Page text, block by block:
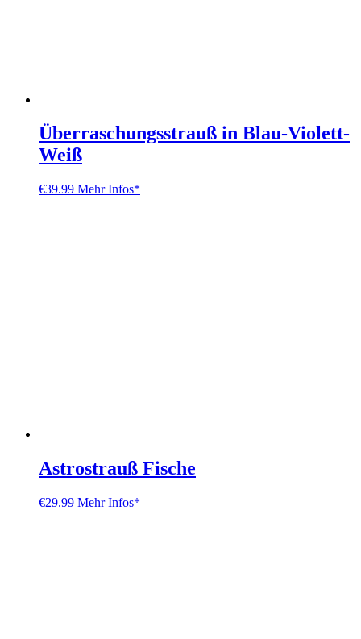
Überraschungsstrauß in Blau-Violett-
Weiß
€39.99 Mehr Infos*
Astrostrauß Fische
€29.99 Mehr Infos*